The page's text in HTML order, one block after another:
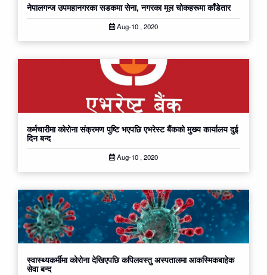
नेपालगन्ज उपमहानगरका सडकमा सेना, नगरका मूल चोकहरूमा काँडेतार
Aug-10 , 2020
कर्मचारीमा कोरोना संक्रमण पुष्टि भएपछि एभरेस्ट बैंकको मुख्य कार्यालय दुई
दिन बन्द
Aug-10 , 2020
स्वास्थ्यकर्मीमा कोरोना देखिएपछि कपिलवस्तु अस्पतालमा आकस्मिकबाहेक
सेवा बन्द